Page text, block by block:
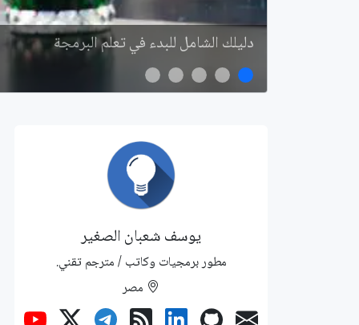
دليلك الشامل للبدء في تعلم البرمجة
يوسف شعبان الصغير
مطور برمجيات وكاتب / مترجم تقني.
مصر